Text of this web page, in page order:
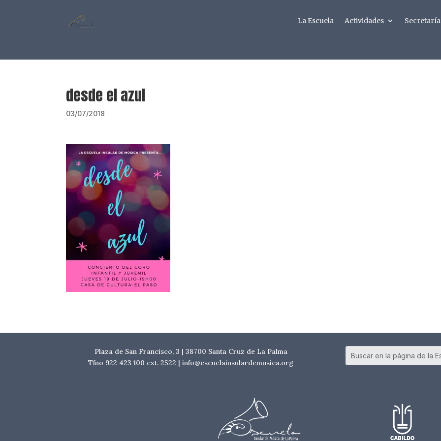
La Escuela Actividades Secretaría
desde el azul
03/07/2018
Plaza de San Francisco, 3 | 38700 Santa Cruz de La Palma
Tfno 922 423 100 ext. 2522 | info@escuelainsulardemusica.org